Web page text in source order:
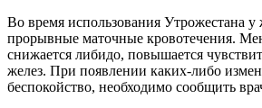
Во время использования Утрожестана
прорывные маточные кровотечения.
снижается либидо, повышается
желез. При появлении каких-либо
беспокойство, необходимо сообщить